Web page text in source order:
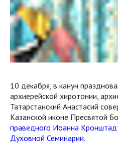
10 декабря, в канун
архиерейской хиротонии,
Татарстанский Анастасий
Казанской иконе Пресвятой
праведного Иоанна
Духовной Семинарии.